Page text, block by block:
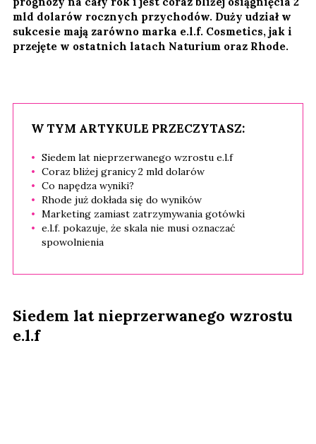
mld dolarów rocznych przychodów. Duży udział w
sukcesie mają zarówno marka e.l.f. Cosmetics, jak i
przejęte w ostatnich latach Naturium oraz Rhode.
W TYM ARTYKULE PRZECZYTASZ:
Siedem lat nieprzerwanego wzrostu e.l.f
Coraz bliżej granicy 2 mld dolarów
Co napędza wyniki?
Rhode już dokłada się do wyników
Marketing zamiast zatrzymywania gotówki
e.l.f. pokazuje, że skala nie musi oznaczać
spowolnienia
Siedem lat nieprzerwanego wzrostu
e.l.f